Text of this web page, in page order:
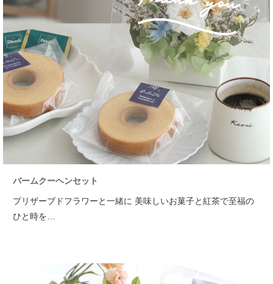
バームクーヘンセット
プリザーブドフラワーと一緒に 美味しいお菓子と紅茶で至福の
ひと時を…